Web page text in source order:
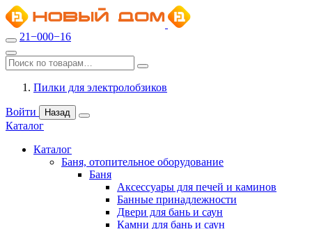
21−000−16
Пилки для электролобзиков
Войти Назад
Каталог
Каталог
Баня, отопительное оборудование
Баня
Аксессуары для печей и каминов
Банные принадлежности
Двери для бань и саун
Камни для бань и саун